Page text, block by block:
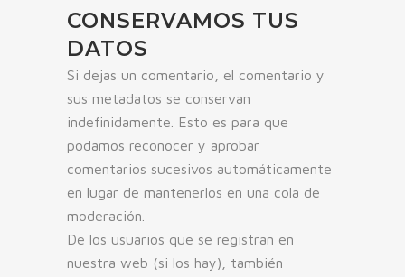
CONSERVAMOS TUS
DATOS
Si dejas un comentario, el comentario y
sus metadatos se conservan
indefinidamente. Esto es para que
podamos reconocer y aprobar
comentarios sucesivos automáticamente
en lugar de mantenerlos en una cola de
moderación.
De los usuarios que se registran en
nuestra web (si los hay), también